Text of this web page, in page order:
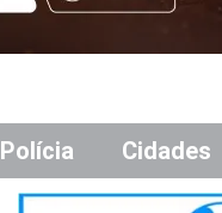
Polícia Cidades